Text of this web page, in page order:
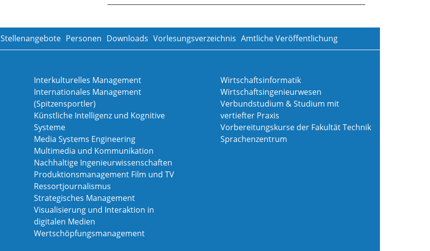
Stellenangebote Personen Downloads Vorlesungsverzeichnis Amtliche Veröffentlichung
Interkulturelles Management
Internationales Management
(Spitzensportler)
Künstliche Intelligenz und Kognitive
Systeme
Media Systems Engineering
Multimedia und Kommunikation
Nachhaltige Ingenieurwissenschaften
Produktionsmanagement Film und TV
Ressortjournalismus
Strategisches Management
Visualisierung und Interaktion in
digitalen Medien
Wertschöpfungsmanagement
Wirtschaftsinformatik
Wirtschaftsingenieurwesen
Verbundstudium & Studium mit
vertiefter Praxis
Vorbereitungskurse der Fakultät Technik
Sprachenzentrum